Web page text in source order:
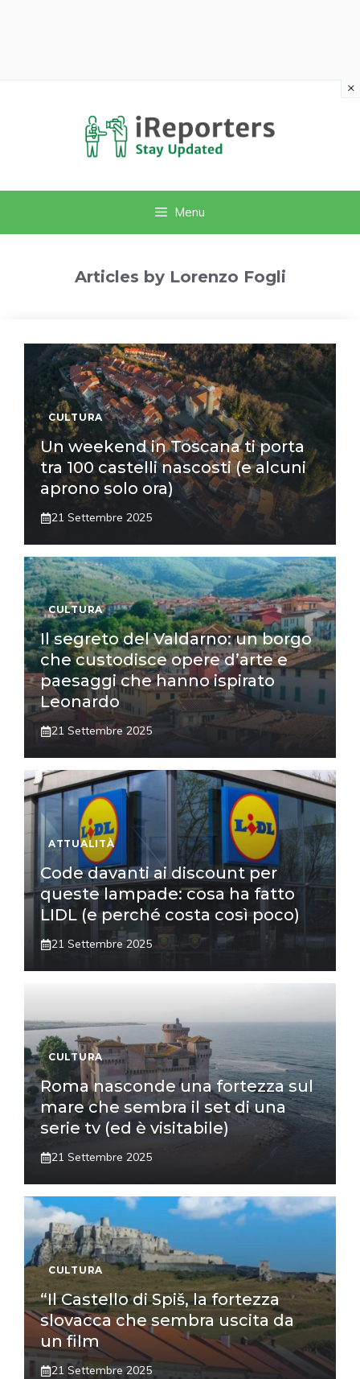
Menu
Articles by Lorenzo Fogli
CULTURA
Un weekend in Toscana ti porta
tra 100 castelli nascosti (e alcuni
aprono solo ora)
21 Settembre 2025
CULTURA
Il segreto del Valdarno: un borgo
che custodisce opere d’arte e
paesaggi che hanno ispirato
Leonardo
21 Settembre 2025
ATTUALITÀ
Code davanti ai discount per
queste lampade: cosa ha fatto
LIDL (e perché costa così poco)
21 Settembre 2025
CULTURA
Roma nasconde una fortezza sul
mare che sembra il set di una
serie tv (ed è visitabile)
21 Settembre 2025
CULTURA
“Il Castello di Spiš, la fortezza
slovacca che sembra uscita da
un film
21 Settembre 2025
×